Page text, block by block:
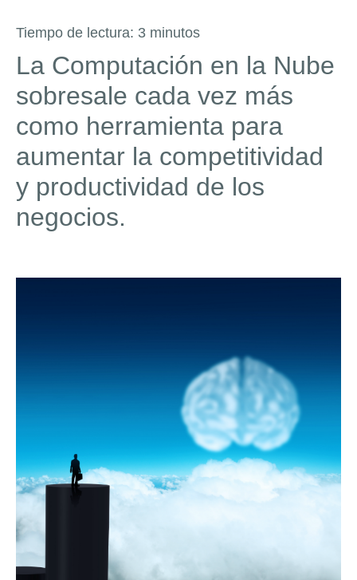
Tiempo de lectura: 3 minutos
La Computación en la Nube
sobresale cada vez más
como herramienta para
aumentar la competitividad
y productividad de los
negocios.